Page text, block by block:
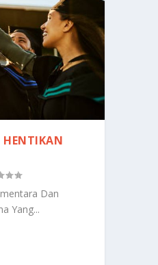
HENTIKAN
Dan
Yang...